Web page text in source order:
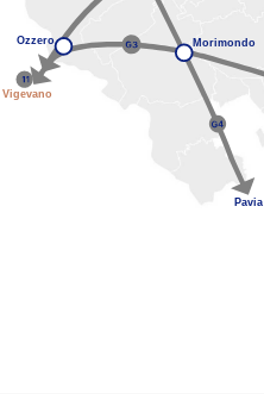
Vigevano
Pavia
Morimondo
Ozzero